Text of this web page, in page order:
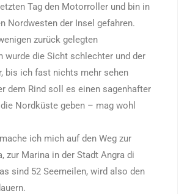
Tag den Motorroller und bin in
Nordwesten der Insel gefahren.
zurück gelegten
wurde die Sicht schlechter und der
bis ich fast nichts mehr sehen
dem Rind soll es einen sagenhafter
Nordküste geben – mag wohl
ich mich auf den Weg zur
zur Marina in der Stadt Angra di
sind 52 Seemeilen, wird also den